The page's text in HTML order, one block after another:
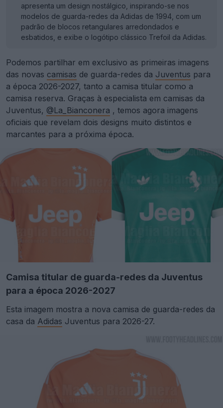
apresenta um design nostálgico, inspirando-se nos
modelos de guarda-redes da Adidas de 1994, com um
padrão de blocos retangulares arredondados e
esbatidos, e exibe o logótipo clássico Trefoil da Adidas.
Podemos partilhar em exclusivo as primeiras imagens
das novas camisas de guarda-redes da Juventus para
a época 2026-2027, tanto a camisa titular como a
camisa reserva. Graças à especialista em camisas da
Juventus, @La_Bianconera , temos agora imagens
oficiais que revelam dois designs muito distintos e
marcantes para a próxima época.
Camisa titular de guarda-redes da Juventus
para a época 2026-2027
Esta imagem mostra a nova camisa de guarda-redes da
casa da Adidas Juventus para 2026-27.